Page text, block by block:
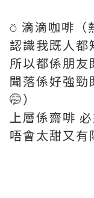
⍥ 滴滴咖啡（
認識我既人
所以都係朋友
聞落係好強
🤭）
上層係齋啡
唔會太甜又有